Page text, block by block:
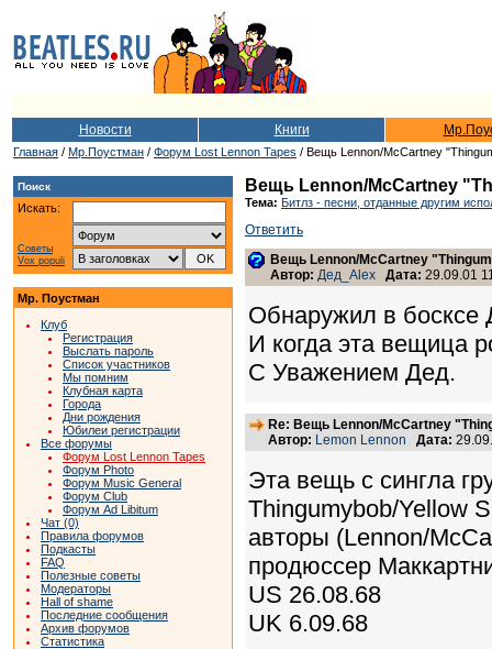
Новости Книги
Главная / Мр.Поустман / Форум Lost Lennon Tapes / Вещь Lennon/McCartney
Поиск
Искать:
Советы
Vox populi
Мр. Поустман
Клуб
Регистрация
Выслать пароль
Список участников
Мы помним
Клубная карта
Города
Дни рождения
Юбилеи регистрации
Все форумы
Форум Lost Lennon Tapes
Форум Photo
Форум Music General
Форум Club
Форум Ad Libitum
Чат (0)
Правила форумов
Подкасты
FAQ
Полезные советы
Модераторы
Hall of shame
Последние сообщения
Архив форумов
Статистика
Вещь Lennon/McCartney
Тема: Битлз - песни, отданные другим
Ответить
Вещь Lennon/McCartney
Автор: Дед_Alex Дата: 29.09.01
Обнаружил в босксе
И когда эта вещица
С Уважением Дед.
Re: Вещь Lennon/McCartney
Автор: Lemon Lennon Дата:
Эта вещь с сингла
Thingumybob/Yellow
авторы (Lennon/
продюссер
US 26.08.68
UK 6.09.68